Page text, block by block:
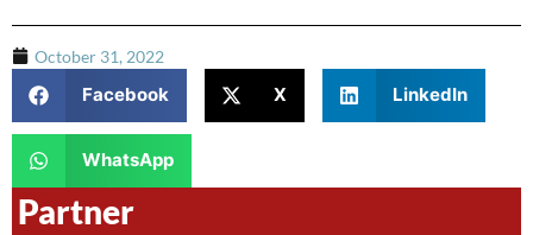
October 31, 2022
Facebook X LinkedIn
WhatsApp
Partner